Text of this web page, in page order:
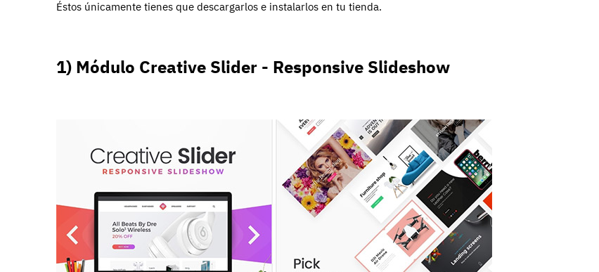
Éstos únicamente tienes que descargarlos e instalarlos en tu tienda.
1) Módulo Creative Slider - Responsive Slideshow